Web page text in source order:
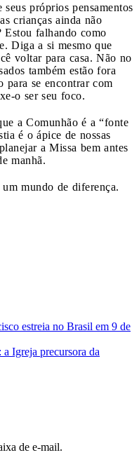
próprios pensamentos
crianças ainda não
Estou falhando como
Diga a si mesmo que
voltar para casa. Não no
também estão fora
para se encontrar com
o ser seu foco.
a Comunhão é a “fonte
é o ápice de nossas
a Missa bem antes
manhã.
mundo de diferença.
estreia no Brasil em 9 de
Igreja precursora da
de e-mail.